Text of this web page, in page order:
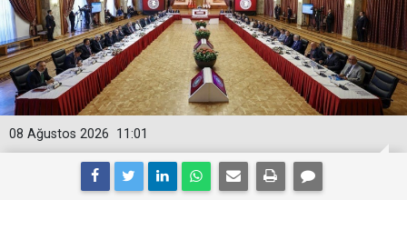
11:01
08 Ağustos 2026